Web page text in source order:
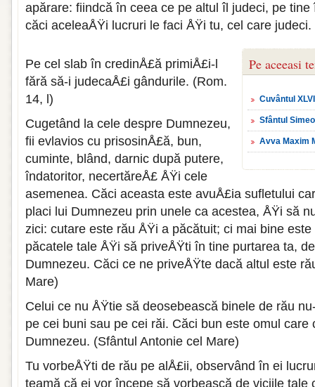
apăra­re: fiindcă în ceea ce pe altul îl judeci, pe
căci aceleaÅŸi lu­cruri le faci ÅŸi tu, cel care
Pe aceeasi
Cuvântul
Sfântul
Avva Maxim
Pe cel slab în credinÅ£ă primiÅ£i-l
fără să-i judecaÅ£i gândurile. (Rom.
14, l)
Cugetând la cele despre Dumnezeu,
fii evlavios cu prisosinÅ£ă, bun,
cuminte, blând, darnic după putere,
îndatoritor, necertăreÅ£ ÅŸi cele
asemenea. Căci aceasta este avuÅ£ia sufletului
placi lui Dumnezeu prin unele ca acestea, ÅŸi să
zici: cutare este rău ÅŸi a păcătuit; ci mai bine
păcatele tale ÅŸi să priveÅŸti în tine purtarea ta,
Dumnezeu. Căci ce ne priveÅŸte dacă altul este
Mare)
Celui ce nu ÅŸtie să deosebească bine­le de rău
pe cei buni sau pe cei răi. Căci bun este omul care
Dumnezeu. (Sfântul Antonie cel Mare)
Tu vorbeÅŸti de rău pe alÅ£ii, observând în ei
teamă că ei vor începe să vorbească de viciile tale